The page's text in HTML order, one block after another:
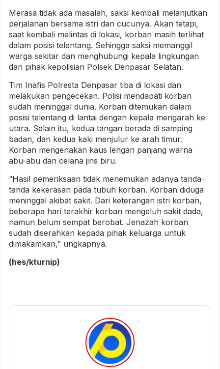
Merasa tidak ada masalah, saksi kembali melanjutkan
perjalanan bersama istri dan cucunya. Akan tetapi,
saat kembali melintas di lokasi, korban masih terlihat
dalam posisi telentang. Sehingga saksi memanggil
warga sekitar dan menghubungi kepala lingkungan
dan pihak kepolisian Polsek Denpasar Selatan.
Tim Inafis Polresta Denpasar tiba di lokasi dan
melakukan pengecekan. Polisi mendapati korban
sudah meninggal dunia. Korban ditemukan dalam
posisi telentang di lantai dengan kepala mengarah ke
utara. Selain itu, kedua tangan berada di samping
badan, dan kedua kaki menjulur ke arah timur.
Korban mengenakan kaus lengan panjang warna
abu-abu dan celana jins biru.
“Hasil pemeriksaan tidak menemukan adanya tanda-
tanda kekerasan pada tubuh korban. Korban diduga
meninggal akibat sakit. Dari keterangan istri korban,
beberapa hari terakhir korban mengeluh sakit dada,
namun belum sempat berobat. Jenazah korban
sudah diserahkan kepada pihak keluarga untuk
dimakamkan,” ungkapnya.
(hes/kturnip)